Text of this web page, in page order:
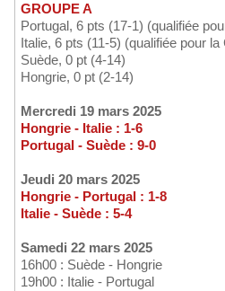
GROUPE A
Portugal, 6 pts (17-1) (qualifiée
Italie, 6 pts (11-5) (qualifiée pour
Suède, 0 pt (4-14)
Hongrie, 0 pt (2-14)
Mercredi 19 mars 2025
Hongrie - Italie : 1-6
Portugal - Suède : 9-0
Jeudi 20 mars 2025
Hongrie - Portugal : 1-8
Italie - Suède : 5-4
Samedi 22 mars 2025
16h00 : Suède - Hongrie
19h00 : Italie - Portugal